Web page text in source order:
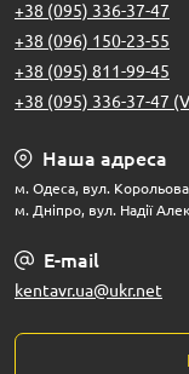
+38 (095) 336-37-47
+38 (096) 150-23-55
+38 (095) 811-99-45
+38 (095) 336-37-47
Наша адреса
м. Одеса, вул.
м. Дніпро, вул. Надії
E-mail
kentavr.ua@ukr.net